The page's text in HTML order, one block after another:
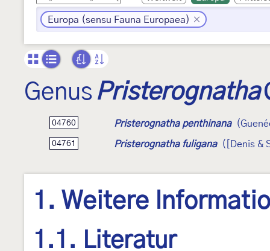
Europa (sensu Fauna Europaea)
Genus Pristerognatha
04760 Pristerognatha penthinana
04761 Pristerognatha fuligana ([Denis &
1. Weitere
1.1. Literatur